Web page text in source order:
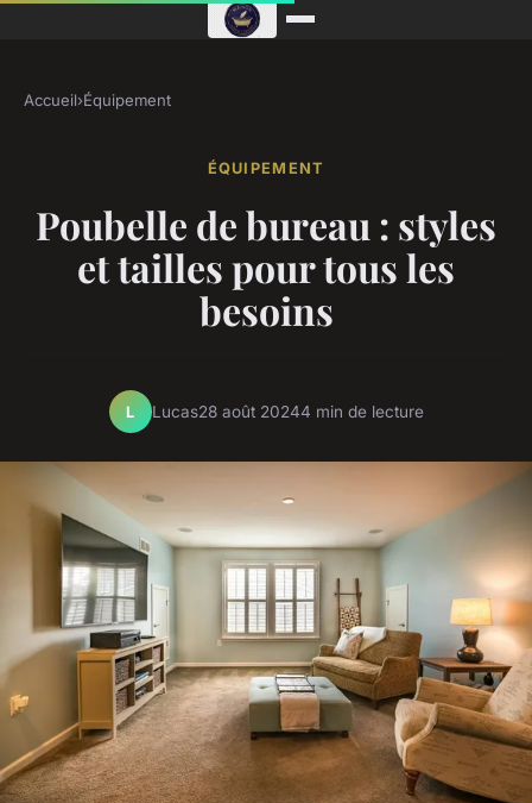
Accueil›Équipement
ÉQUIPEMENT
Poubelle de bureau : styles
et tailles pour tous les
besoins
L Lucas28 août 20244 min de lecture